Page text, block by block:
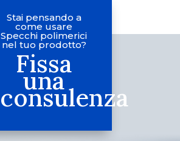
Stai pensando a
come usare
Specchi polimerici
nel tuo prodotto?
Fissa
una
consulenza